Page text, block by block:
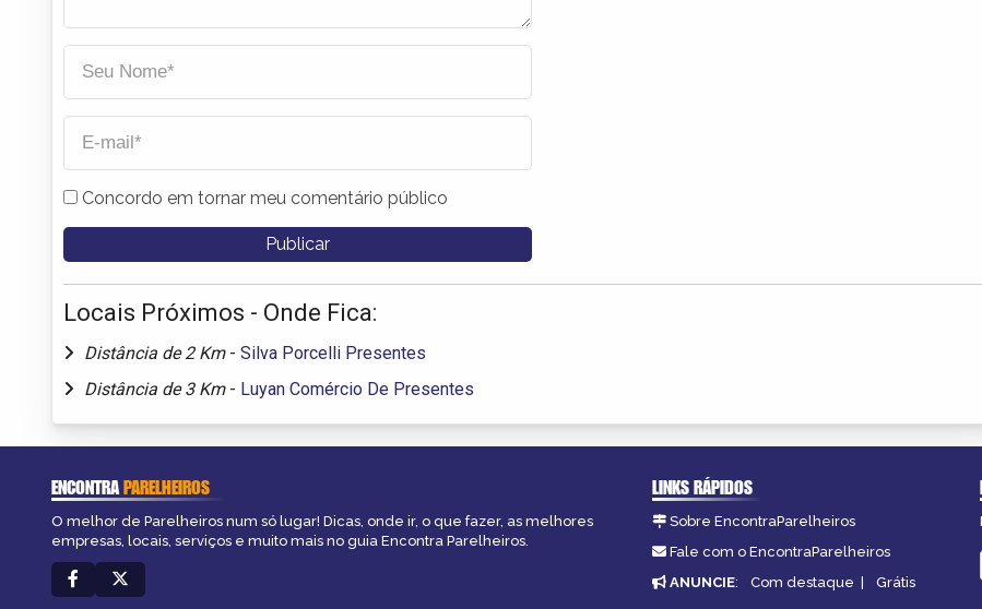
Concordo em tornar meu comentário público
Locais Próximos - Onde Fica:
Distância de 2 Km - Silva Porcelli Presentes
Distância de 3 Km - Luyan Comércio De Presentes
ENCONTRAPARELHEIROS
O melhor de Parelheiros num só lugar! Dicas, onde ir, o que fazer, as melhores
empresas, locais, serviços e muito mais no guia Encontra Parelheiros.
LINKS RÁPIDOS
Sobre EncontraParelheiros
Fale com o EncontraParelheiros
ANUNCIE: Com destaque | Grátis